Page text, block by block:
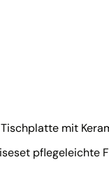
mit
pflegeleichte